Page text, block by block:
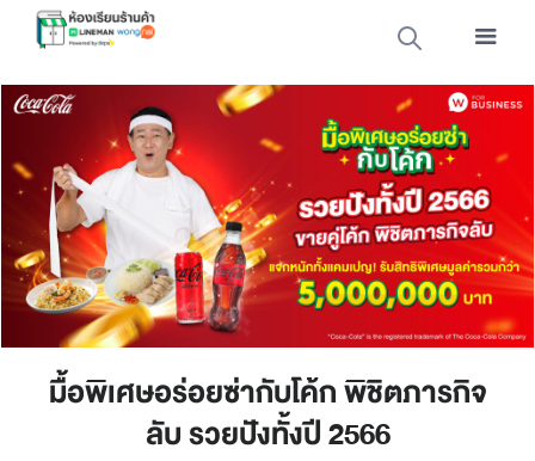
มื้อพิเศษอร่อยซ่ากับโค้ก พิชิตภารกิจ
ลับ รวยปังทั้งปี 2566